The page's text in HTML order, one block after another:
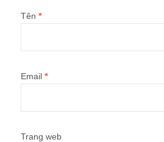
Tên *
Email *
Trang web